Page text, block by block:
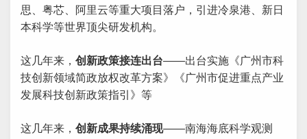
思、粤芯、阿里云等重大项目落户，引进冷泉港、新日
本科学等世界顶尖研发机构。
这几年来， 创新政策接连出台——出台实施《广州市科
技创新领域简政放权改革方案》《广州市促进重点产业
发展科技创新政策指引》等
这几年来， 创新成果持续涌现——南海海底科学观测